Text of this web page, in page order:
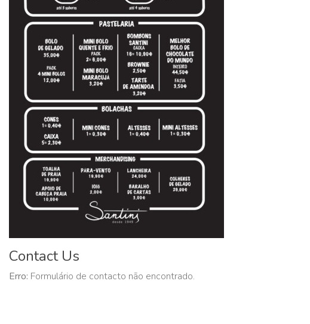
Contact Us
Erro: Formulário de contacto não encontrado.